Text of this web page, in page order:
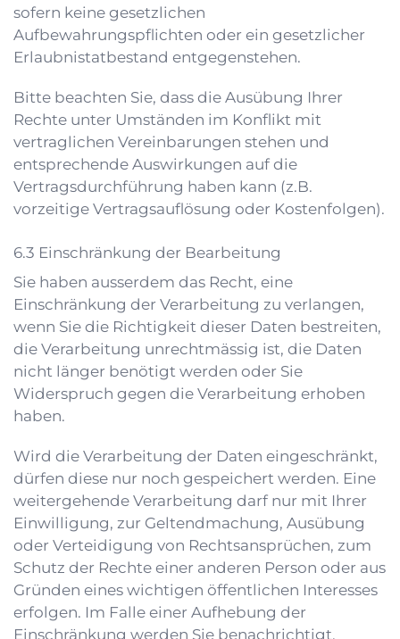
sofern keine gesetzlichen
Aufbewahrungspflichten oder ein gesetzlicher
Erlaubnistatbestand entgegenstehen.
Bitte beachten Sie, dass die Ausübung Ihrer
Rechte unter Umständen im Konflikt mit
vertraglichen Vereinbarungen stehen und
entsprechende Auswirkungen auf die
Vertragsdurchführung haben kann (z.B.
vorzeitige Vertragsauflösung oder Kostenfolgen).
Einschränkung der Bearbeitung
Sie haben ausserdem das Recht, eine
Einschränkung der Verarbeitung zu verlangen,
wenn Sie die Richtigkeit dieser Daten bestreiten,
die Verarbeitung unrechtmässig ist, die Daten
nicht länger benötigt werden oder Sie
Widerspruch gegen die Verarbeitung erhoben
haben.
Wird die Verarbeitung der Daten eingeschränkt,
dürfen diese nur noch gespeichert werden. Eine
weitergehende Verarbeitung darf nur mit Ihrer
Einwilligung, zur Geltendmachung, Ausübung
oder Verteidigung von Rechtsansprüchen, zum
Schutz der Rechte einer anderen Person oder aus
Gründen eines wichtigen öffentlichen Interesses
erfolgen. Im Falle einer Aufhebung der
Einschränkung werden Sie benachrichtigt.